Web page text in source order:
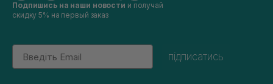
Подпишись на наши новости и получай
скидку 5% на первый заказ
Email
підписатись